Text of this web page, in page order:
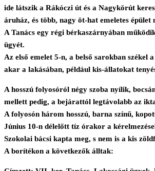
ide látszik a Rákóczi út és a Nagykörút
áruház, és több, nagy öt-hat emeletes
A Tanács egy régi bérkaszárnyában
ügyét.
Az első emelet 5-n, a belső sarokban
akar a lakásában, például kis-állatokat
A hosszú folyosóról négy szoba nyílik,
mellett pedig, a bejárattól legtávolabb az
A folyosón három hosszú, barna színű,
Június 10-n délelőtt tíz órakor a
Szokolai bácsi kapta meg, s nem is a kis
A borítékon a következők álltak: